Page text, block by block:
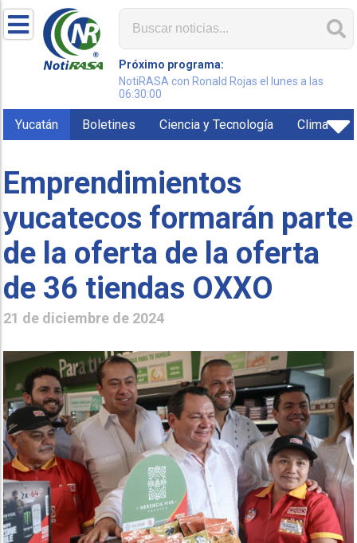
Próximo programa:
NotiRASA con Ronald Rojas el lunes a las
06:30:00
Yucatán Boletines Ciencia y Tecnología Clima
Emprendimientos
yucatecos formarán parte
de la oferta de la oferta
de 36 tiendas OXXO
21 de diciembre de 2024